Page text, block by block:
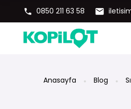
0850 211 63 58
Anasayfa Blog